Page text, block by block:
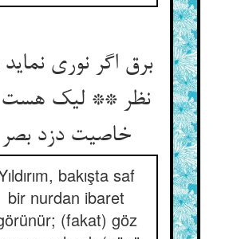
برق اگر نوری نماید
نظر ** لیک هست
خاصیت دزد بصر
bakışta saf
bir nurdan ibaret
(fakat) göz